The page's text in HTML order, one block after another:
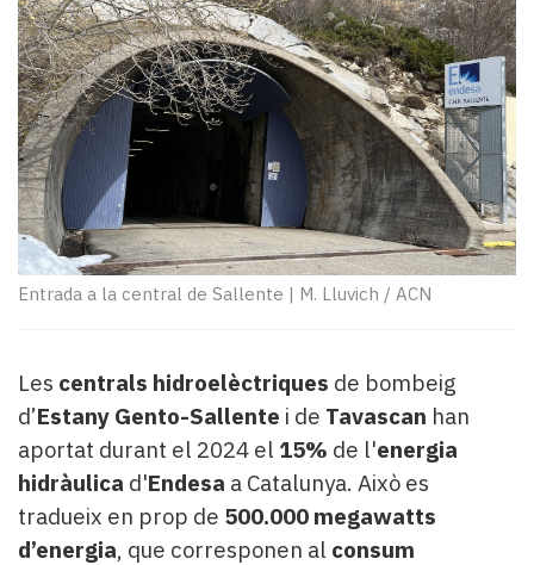
temps
Reportatges
Entrevistes
Enquestes
A
escena!
Dis
la
teva!
Subscriptors
La
Contingut
patrocinat
Lo
més
llegit...
Editorial
Entrada a la central de Sallente | M. Lluvich / ACN
Les centrals hidroelèctriques de bombeig
d’Estany Gento-Sallente i de Tavascan han
aportat durant el 2024 el 15% de l'energia
hidràulica d'Endesa a Catalunya. Això es
tradueix en prop de 500.000 megawatts
d’energia, que corresponen al consum